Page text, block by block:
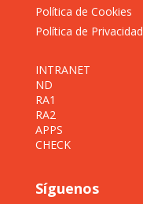
Política de Cookies
Política de Privacidad
INTRANET
ND
RA1
RA2
APPS
CHECK
Síguenos